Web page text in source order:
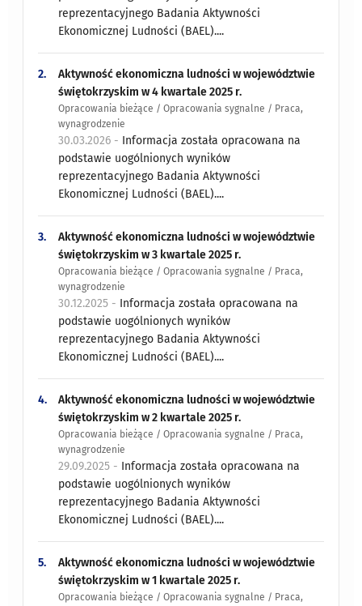
reprezentacyjnego Badania Aktywności
Ekonomicznej Ludności (BAEL)....
2.
Aktywność ekonomiczna ludności w województwie
świętokrzyskim w 4 kwartale 2025 r.
Opracowania bieżące / Opracowania sygnalne / Praca,
wynagrodzenie
30.03.2026 - Informacja została opracowana na
podstawie uogólnionych wyników
reprezentacyjnego Badania Aktywności
Ekonomicznej Ludności (BAEL)....
3.
Aktywność ekonomiczna ludności w województwie
świętokrzyskim w 3 kwartale 2025 r.
Opracowania bieżące / Opracowania sygnalne / Praca,
wynagrodzenie
30.12.2025 - Informacja została opracowana na
podstawie uogólnionych wyników
reprezentacyjnego Badania Aktywności
Ekonomicznej Ludności (BAEL)....
4.
Aktywność ekonomiczna ludności w województwie
świętokrzyskim w 2 kwartale 2025 r.
Opracowania bieżące / Opracowania sygnalne / Praca,
wynagrodzenie
29.09.2025 - Informacja została opracowana na
podstawie uogólnionych wyników
reprezentacyjnego Badania Aktywności
Ekonomicznej Ludności (BAEL)....
5.
Aktywność ekonomiczna ludności w województwie
świętokrzyskim w 1 kwartale 2025 r.
Opracowania bieżące / Opracowania sygnalne / Praca,